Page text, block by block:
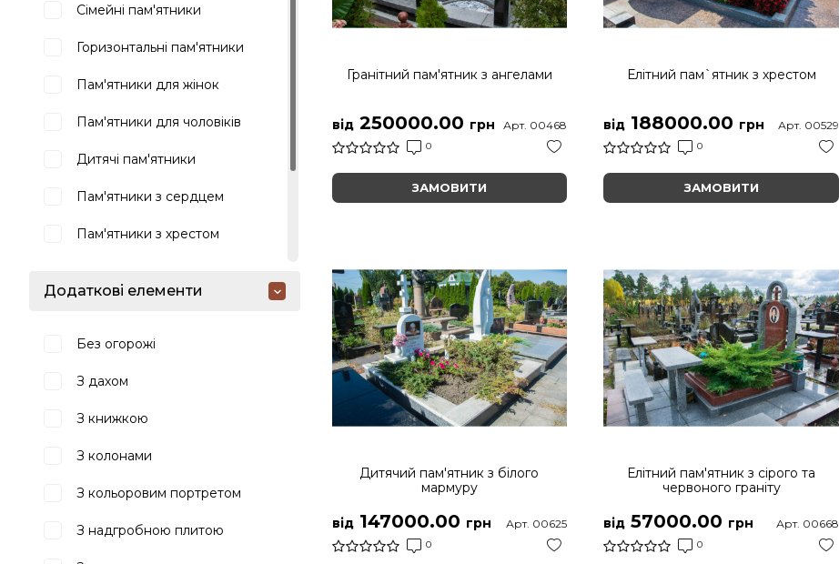
Сімейні пам'ятники
Горизонтальні пам'ятники
Пам'ятники для жінок
Пам'ятники для чоловіків
Дитячі пам'ятники
Пам'ятники з сердцем
Пам'ятники з хрестом
Додаткові елементи
Без огорожі
З дахом
З книжкою
З колонами
З кольоровим портретом
З надгробною плитою
Гранітний пам'ятник з ангелами
від250000.00 грн
0
Арт. 00468
ЗАМОВИТИ
Елітний пам`ятник з хрестом
від 188000.00 грн
0
Арт. 00529
ЗАМОВИТИ
Дитячий пам'ятник з білого
мармуру
від147000.00 грн
0
Арт. 00625
Елітний пам'ятник з сірого та
червоного граніту
від 57000.00 грн
0
Арт. 00668